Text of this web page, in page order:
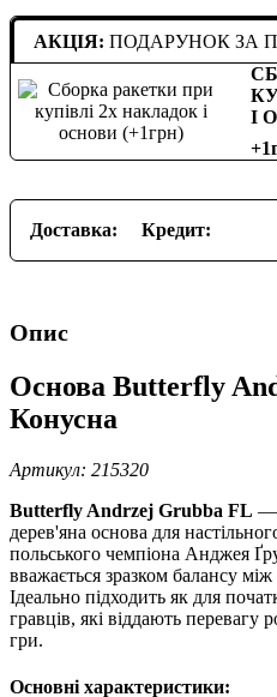
АКЦІЯ: ПОДАРУНОК ЗА
І
Доставка: Кредит:
Опис
Основа Butterfly
Конусна
Артикул: 215320
Butterfly Andrzej Grubba FL —
дерев'яна основа для
польського чемпіона Анджея
вважається зразком балансу
Ідеально підходить як для
гравців, які віддають
гри.
Основні характеристики: